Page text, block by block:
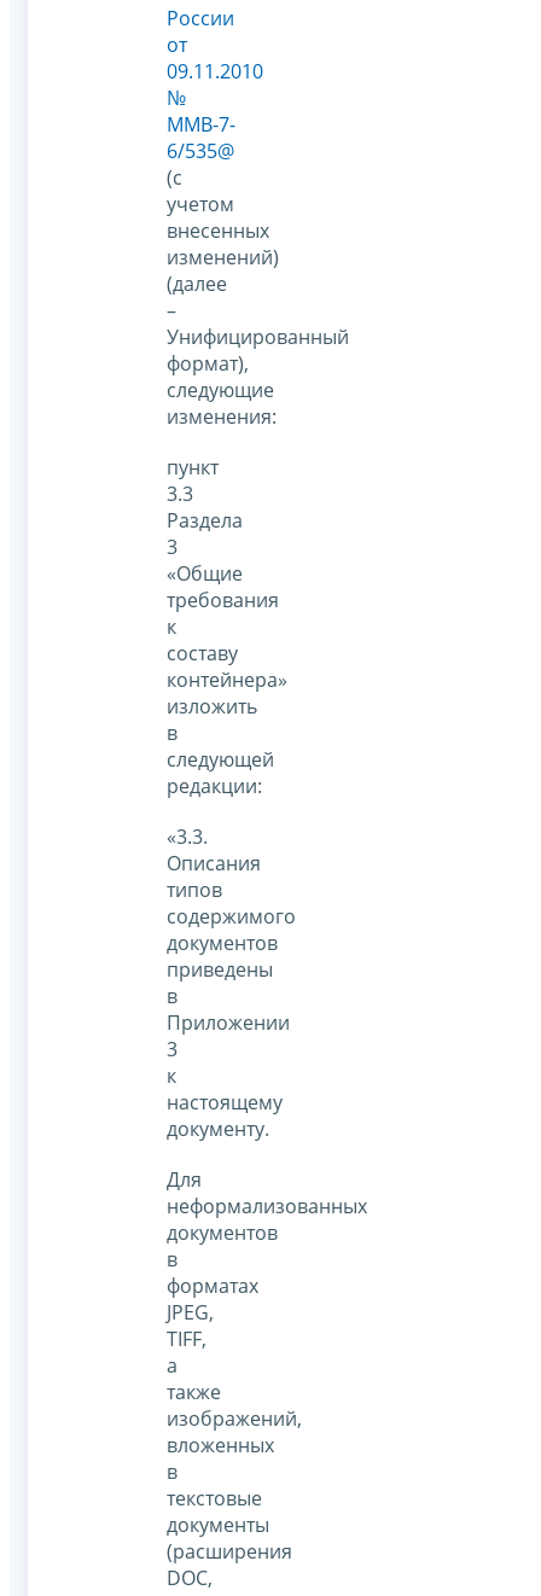
России
от
09.11.2010
№
ММВ-7-
6/535@
(с
учетом
внесенных
изменений)
(далее
–
Унифицированный
формат),
следующие
изменения:
пункт
3.3
Раздела
3
«Общие
требования
к
составу
контейнера»
изложить
в
следующей
редакции:
«3.3.
Описания
типов
содержимого
документов
приведены
в
Приложении
3
к
настоящему
документу.
Для
неформализованных
документов
в
форматах
JPEG,
TIFF,
а
также
изображений,
вложенных
в
текстовые
документы
(расширения
DOC,